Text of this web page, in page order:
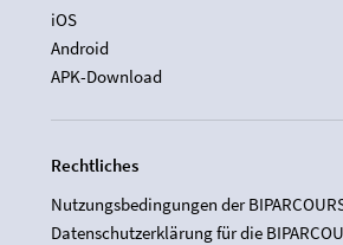
iOS
Android
APK-Download
Rechtliches
Nutzungsbedingungen der
Datenschutzerklärung für die